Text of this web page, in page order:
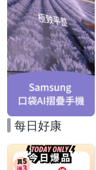
每日好康